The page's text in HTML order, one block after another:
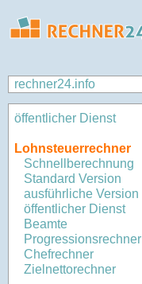
rechner24.info
öffentlicher Dienst
Lohnsteuerrechner
Schnellberechnung
Standard Version
ausführliche Version
öffentlicher Dienst
Beamte
Progressionsrechner
Chefrechner
Zielnettorechner